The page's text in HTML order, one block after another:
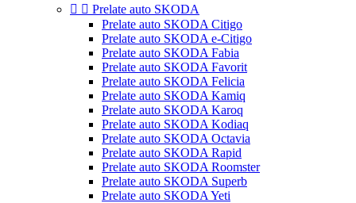
  Prelate auto SKODA
Prelate auto SKODA Citigo
Prelate auto SKODA e-Citigo
Prelate auto SKODA Fabia
Prelate auto SKODA Favorit
Prelate auto SKODA Felicia
Prelate auto SKODA Kamiq
Prelate auto SKODA Karoq
Prelate auto SKODA Kodiaq
Prelate auto SKODA Octavia
Prelate auto SKODA Rapid
Prelate auto SKODA Roomster
Prelate auto SKODA Superb
Prelate auto SKODA Yeti